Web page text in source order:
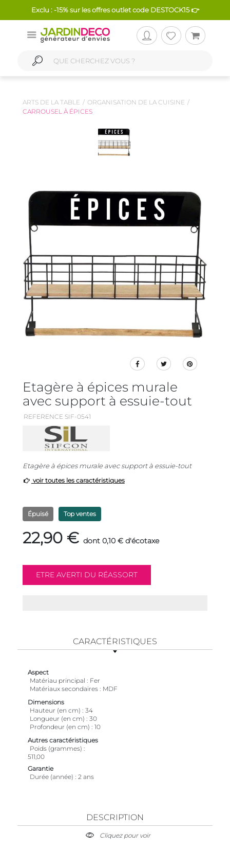
Exclu : -15% sur les offres outlet code DESTOCK15 👉
ARTS DE LA TABLE
ORGANISATION DE LA CUISINE
CARROUSEL À ÉPICES
Etagère à épices murale
avec support à essuie-tout
REFERENCE SIF-0541
Etagère à épices murale avec support à essuie-tout
voir toutes les caractéristiques
Épuisé Top ventes
22,90 € dont 0,10 € d'écotaxe
CARACTÉRISTIQUES
Aspect
Matériau principal
Fer
Matériaux secondaires
MDF
Dimensions
Hauteur (en cm)
34
Longueur (en cm)
30
Profondeur (en cm)
10
Autres caractéristiques
Poids (grammes)
511,00
Garantie
Durée (année)
2 ans
DESCRIPTION
Cliquez pour voir